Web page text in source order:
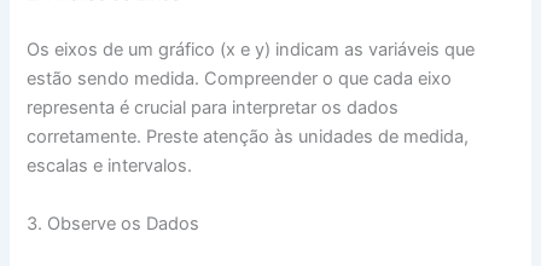
Os eixos de um gráfico (x e y) indicam as variáveis que
estão sendo medida. Compreender o que cada eixo
representa é crucial para interpretar os dados
corretamente. Preste atenção às unidades de medida,
escalas e intervalos.
3. Observe os Dados